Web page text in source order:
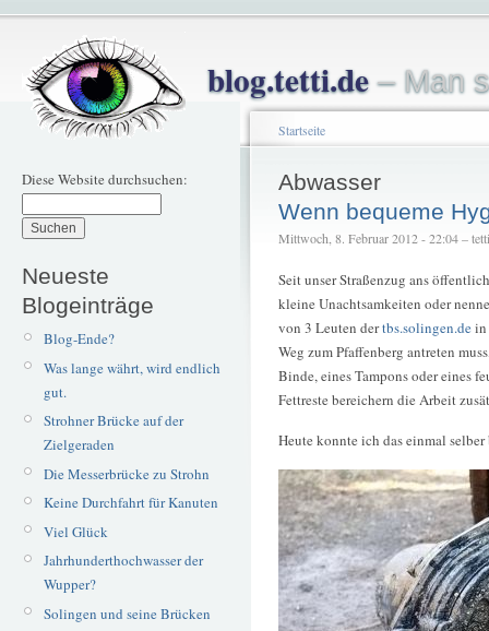
blog.tetti.de– Man
Diese Website durchsuchen:
Neueste
Blogeinträge
Blog-Ende?
Was lange währt, wird endlich
gut.
Strohner Brücke auf der
Zielgeraden
Die Messerbrücke zu Strohn
Keine Durchfahrt für Kanuten
Viel Glück
Jahrhunderthochwasser der
Wupper?
Solingen und seine Brücken
Startseite
Abwasser
Wenn bequeme
Mittwoch, 8. Februar 2012 - 22:04 – tetti
Seit unser Straßenzug ans
kleine Unachtsamkeiten oder
von 3 Leuten dertbs.solingen.dein
Weg zum Pfaffenberg antreten
Binde, eines Tampons oder eines
Fettreste bereichern die Arbeit
Heute konnte ich das einmal selber